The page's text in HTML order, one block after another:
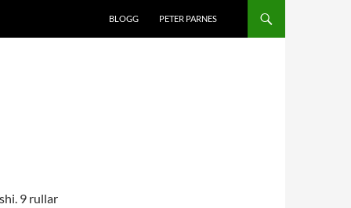
BLOGG PETER PARNES
9 rullar